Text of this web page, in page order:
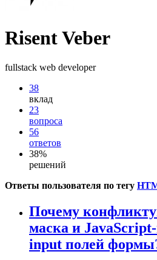
Risent Veber
fullstack web developer
38
вклад
23
вопроса
56
ответов
38%
решений
Ответы пользователя по тегу
Почему
маска и
input полей